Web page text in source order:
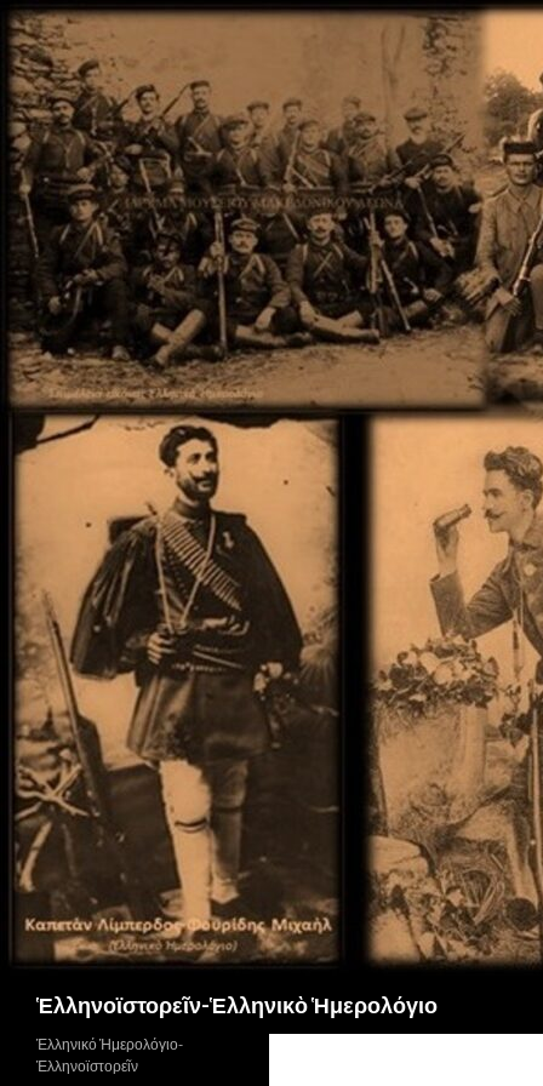
Ἑλληνοϊστορεῖν-Ἑλληνικὸ Ἡμερολόγιο
Ἑλληνικό Ἡμερολόγιο-
Ἑλληνοϊστορεῖν